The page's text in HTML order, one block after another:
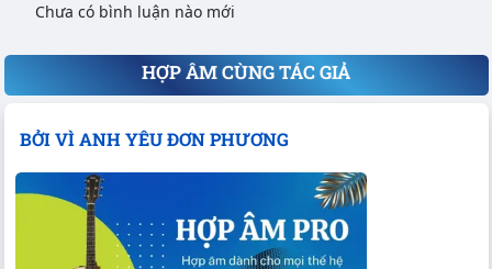
Chưa có bình luận nào mới
HỢP ÂM CÙNG TÁC GIẢ
BỞI VÌ ANH YÊU ĐƠN PHƯƠNG